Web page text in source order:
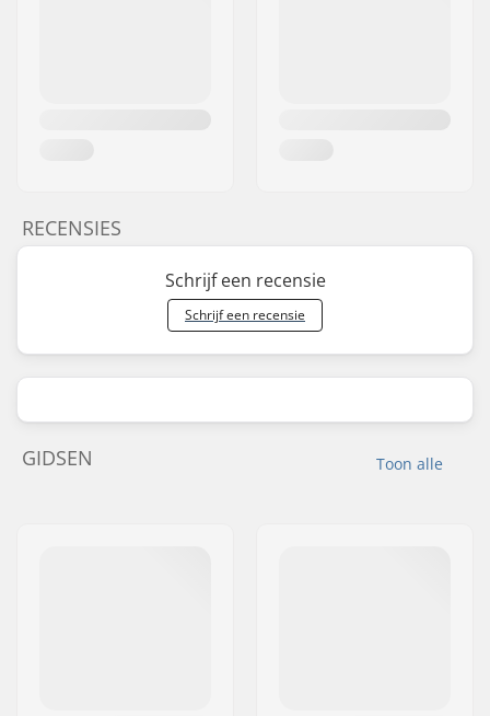
RECENSIES
Schrijf een recensie
Schrijf een recensie
Toon alle
GIDSEN